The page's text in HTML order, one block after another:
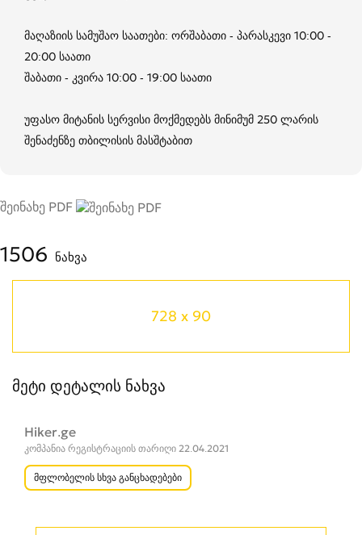
მაღაზიის სამუშაო საათები: ორშაბათი - პარასკევი 10:00 -
20:00 საათი
შაბათი - კვირა 10:00 - 19:00 საათი
უფასო მიტანის სერვისი მოქმედებს მინიმუმ 250 ლარის
შენაძენზე თბილისის მასშტაბით
შეინახე PDF
1506 ნახვა
728 x 90
მეტი დეტალის ნახვა
Hiker.ge
კომპანია რეგისტრაციის თარიღი 22.04.2021
მფლობელის სხვა განცხადებები